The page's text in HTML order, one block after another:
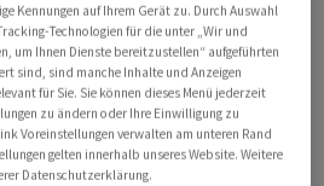
der Strom- und
Energiekrise deutlich
bei Gas um 19 Prozent im
Strom um 5,7 Prozent.
Klaus Müller,
Kennungen auf Ihrem Gerät zu. Durch Auswahl
Technologien für die unter „Wir und
um Ihnen Dienste bereitzustellen“ aufgeführten
sind, sind manche Inhalte und Anzeigen
für Sie. Sie können dieses Menü jederzeit
zu ändern oder Ihre Einwilligung zu
Voreinstellungen verwalten am unteren Rand
gelten innerhalb unseres Website. Weitere
Datenschutzerklärung.